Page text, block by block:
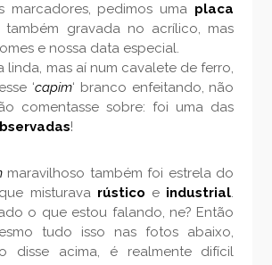
marcadores, pedimos uma placa
também gravada no acrílico, mas
e nossa data especial.
linda, mas aí num cavalete de ferro,
‘capim‘ branco enfeitando, não
comentasse sobre: foi uma das
!
maravilhoso também foi estrela do
misturava rústico e industrial.
o que estou falando, ne? Então
tudo isso nas fotos abaixo,
disse acima, é realmente difícil